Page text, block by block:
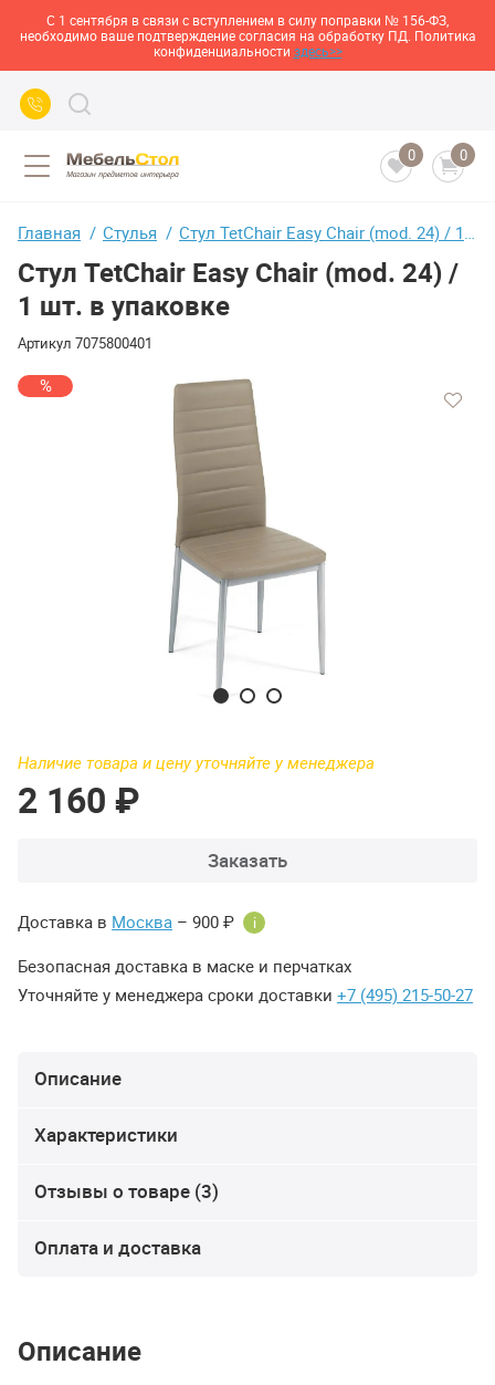
С 1 сентября в связи с вступлением в силу поправки № 156-ФЗ,
необходимо ваше подтверждение согласия на обработку ПД. Политика
конфиденциальности здесь>>
0 0
Главная Стулья Стул TetChair Easy Chair (mod. 24) / 1 шт. в упаковке
Стул TetChair Easy Chair (mod. 24) /
1 шт. в упаковке
Артикул 7075800401
%
Наличие товара и цену уточняйте у менеджера
2 160 ₽
Заказать
Доставка в Москва – 900 ₽ i
Безопасная доставка в маске и перчатках
Уточняйте у менеджера сроки доставки +7 (495) 215-50-27
Описание
Характеристики
Отзывы о товаре (3)
Оплата и доставка
Описание